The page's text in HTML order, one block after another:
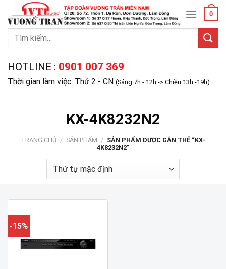
content
0
Tìm
HOTLINE : 0901 007 369
Thời gian làm việc: Thứ 2 - CN (Sáng 7h - 12h -> Chiều 13h -19h)
KX-4K8232N2
TRANG CHỦ / SẢN PHẨM / SẢN PHẨM ĐƯỢC GẮN THẺ “KX-
4K8232N2”
-15%